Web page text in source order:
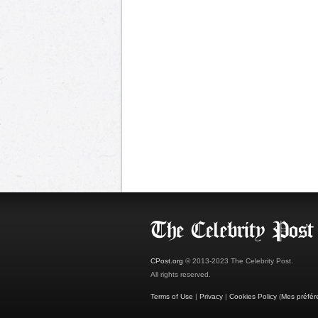
CPost.org © 2013-2023 The Celebrity Post.
All rights reserved.
Terms of Use | Privacy | Cookies Policy (Mes